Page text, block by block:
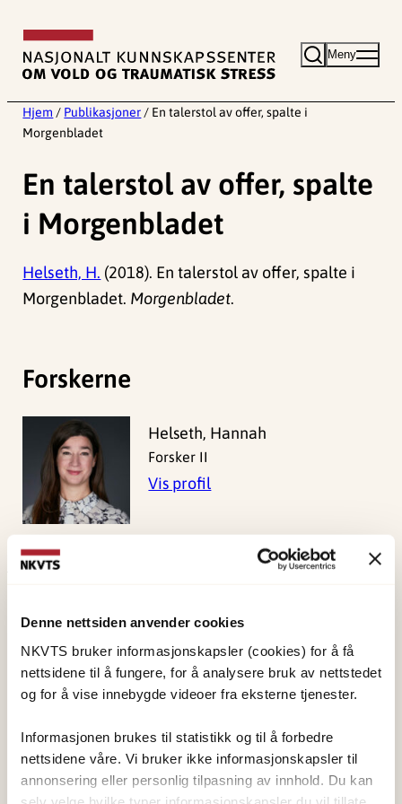
Denne nettsiden anvender cookies
NKVTS bruker informasjonskapsler (cookies) for å få
nettsidene til å fungere, for å analysere bruk av nettstedet
og for å vise innebygde videoer fra eksterne tjenester.
Informasjonen brukes til statistikk og til å forbedre
nettsidene våre. Vi bruker ikke informasjonskapsler til
annonsering eller personlig tilpasning av innhold. Du kan
innhold
Meny
Hjem / Publikasjoner / En talerstol av offer, spalte i
Morgenbladet
En talerstol av offer, spalte
i Morgenbladet
Helseth, H. (2018). En talerstol av offer, spalte i
Morgenbladet. Morgenbladet.
Forskerne
Helseth, Hannah
Forsker II
Vis profil
Sist redigert:9. august 2026
NKVTS utvikler og sprer kunnskap og kompetanse
om vold og traumatisk stress. Formålet er å bidra